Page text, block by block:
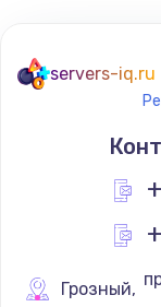
servers-iq.ru
Грозный,